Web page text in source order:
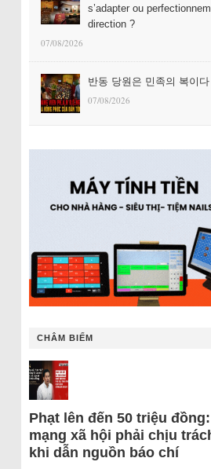
s’adapter ou
direction ?
07/08/2026
반동 당원은 민족의 복이다
07/08/2026
CHÂM BIẾM
Phạt lên đến 50 triệu
mạng xã hội phải chịu
khi dẫn nguồn báo chí